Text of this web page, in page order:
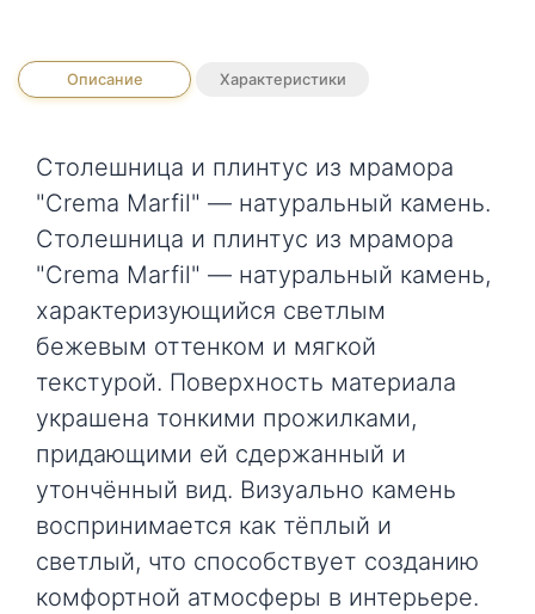
Описание Характеристики
Столешница и плинтус из мрамора
"Crema Marfil" — натуральный камень.
Столешница и плинтус из мрамора
"Crema Marfil" — натуральный камень,
характеризующийся светлым
бежевым оттенком и мягкой
текстурой. Поверхность материала
украшена тонкими прожилками,
придающими ей сдержанный и
утончённый вид. Визуально камень
воспринимается как тёплый и
светлый, что способствует созданию
комфортной атмосферы в интерьере.